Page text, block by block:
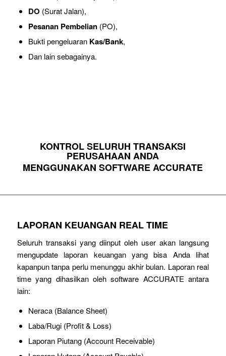
DO (Surat Jalan),
Pesanan Pembelian(PO),
Bukti pengeluaran Kas/Bank,
Dan lain sebagainya.
KONTROL SELURUH TRANSAKSI
PERUSAHAAN ANDA
MENGGUNAKAN SOFTWARE ACCURATE
LAPORAN KEUANGAN REAL TIME
Seluruh transaksi yang diinput oleh user akan langsung
mengupdate laporan keuangan yang bisa Anda lihat
kapanpun tanpa perlu menunggu akhir bulan. Laporan real
time yang dihasilkan oleh software ACCURATE antara
lain:
Neraca (Balance Sheet)
Laba/Rugi (Profit & Loss)
Laporan Piutang (Account Receivable)